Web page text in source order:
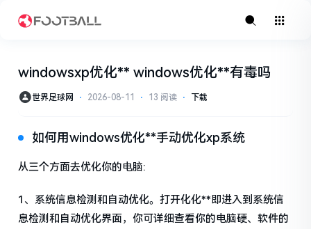
windowsxp优化** windows优化**有毒吗
世界足球网 ⋅ 2026-08-11 ⋅ 13 阅读 ⋅ 下载
如何用windows优化**手动优化xp系统
从三个方面去优化你的电脑:
1、系统信息检测和自动优化。打开化化**即进入到系统信
息检测和自动优化界面，你可详细查看你的电脑硬、软件的